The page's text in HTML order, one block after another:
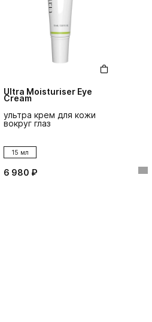
Ultra Moisturiser Eye
Cream
ультра крем для кожи
вокруг глаз
15 мл
6 980 ₽